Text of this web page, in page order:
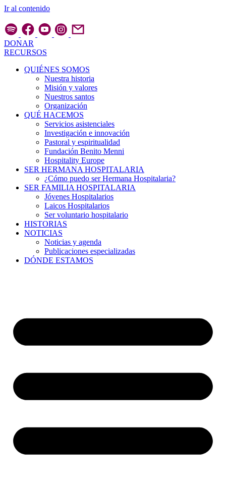
Ir al contenido
DONAR
RECURSOS
QUIÉNES SOMOS
Nuestra historia
Misión y valores
Nuestros santos
Organización
QUÉ HACEMOS
Servicios asistenciales
Investigación e innovación
Pastoral y espiritualidad
Fundación Benito Menni
Hospitality Europe
SER HERMANA HOSPITALARIA
¿Cómo puedo ser Hermana Hospitalaria?
SER FAMILIA HOSPITALARIA
Jóvenes Hospitalarios
Laicos Hospitalarios
Ser voluntario hospitalario
HISTORIAS
NOTICIAS
Noticias y agenda
Publicaciones especializadas
DÓNDE ESTAMOS